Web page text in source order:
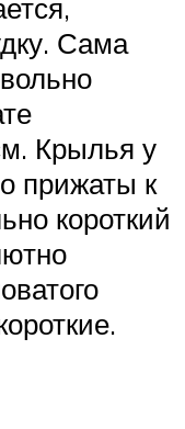
Сама
Крылья у
прижаты к
короткий